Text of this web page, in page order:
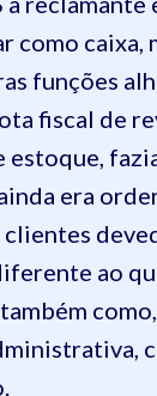
como caixa,
funções
fiscal de
estoque,
era
clientes
ao